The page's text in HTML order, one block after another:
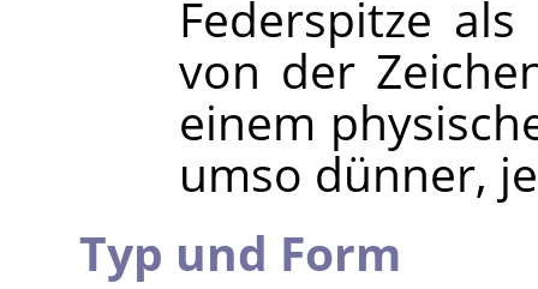
Federspitze
von der
einem
umso dünner,
Typ und Form